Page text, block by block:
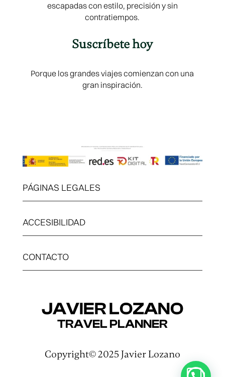
escapadas con estilo, precisión y sin
contratiempos.
Suscríbete hoy
Porque los grandes viajes comienzan con una
gran inspiración.
PÁGINAS LEGALES
ACCESIBILIDAD
CONTACTO
JAVIER LOZANO
TRAVEL PLANNER
Copyright© 2025 Javier Lozano